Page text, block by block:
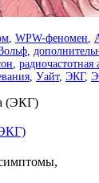
, WPW-феномен,
,
, радиочастотная
, Уайт, ЭКГ,